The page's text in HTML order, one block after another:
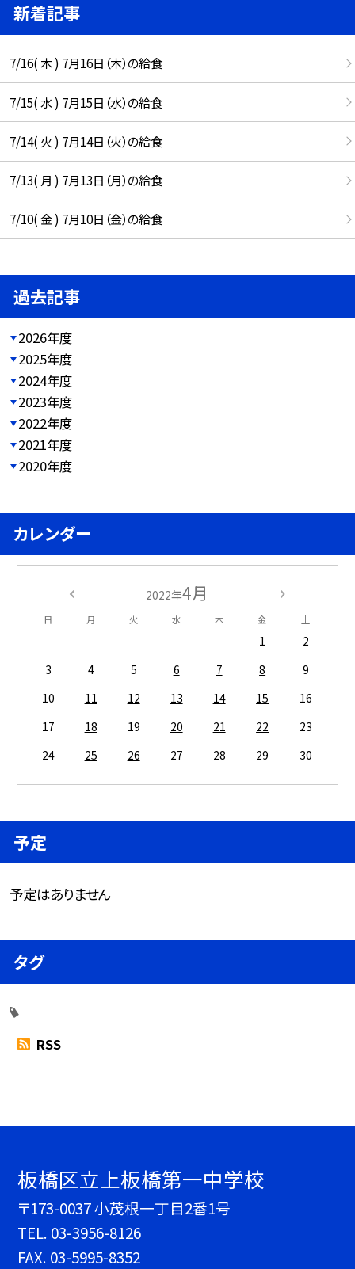
新着記事
7/16( 木 ) 7月16日（木）の給食
7/15( 水 ) 7月15日（水）の給食
7/14( 火 ) 7月14日（火）の給食
7/13( 月 ) 7月13日（月）の給食
7/10( 金 ) 7月10日（金）の給食
過去記事
2026年度
2025年度
2024年度
2023年度
2022年度
2021年度
2020年度
カレンダー
2022年4月
日 月 火 水 木 金 土
1
2
3
4 5 6 7 8
9
10
11 12 13 14 15
16
17
18 19 20 21 22
23
24
25 26 27 28 29 30
予定
予定はありません
タグ
RSS
板橋区立上板橋第一中学校
〒173-0037 小茂根一丁目2番1号
TEL. 03-3956-8126
FAX. 03-5995-8352